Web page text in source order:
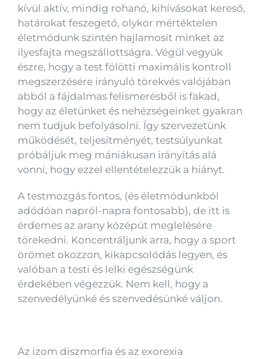
kívül aktív, mindig rohanó, kihívásokat kereső,
határokat feszegető, olykor mértéktelen
életmódunk szintén hajlamosít minket az
ilyesfajta megszállottságra. Végül vegyük
észre, hogy a test fölötti maximális kontroll
megszerzésére irányuló törekvés valójában
abból a fájdalmas felismerésből is fakad,
hogy az életünket és nehézségeinket gyakran
nem tudjuk befolyásolni. Így szervezetünk
működését, teljesítményét, testsúlyunkat
próbáljuk meg mániákusan irányítás alá
vonni, hogy ezzel ellentételezzük a hiányt.
A testmozgás fontos, (és életmódunkból
adódóan napról-napra fontosabb), de itt is
érdemes az arany középút meglelésére
törekedni. Koncentráljunk arra, hogy a sport
örömet okozzon, kikapcsolódás legyen, és
valóban a testi és lelki egészségünk
érdekében végezzük. Nem kell, hogy a
szenvedélyünké és szenvedésünké váljon.
Az izom diszmorfia és az exorexia